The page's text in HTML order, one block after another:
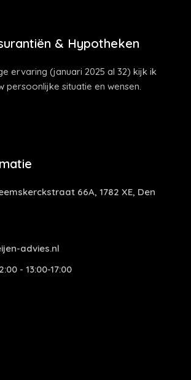
& Hypotheken
ervaring (januari 2025 al 32) kijk ik
persoonlijke situatie en wensen.
66A, 1782 XE, Den
advies.nl
- 13:00-17:00